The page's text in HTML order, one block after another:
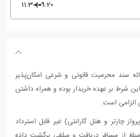
09:20
11:30
سند محرمیت قانونی و شرعی امکان‌پذیر
شرط بر عهده خریدار بوده و همراه داشتن
الزامی است.
چارتر و هتل گارانتی) غیر قابل استرداد